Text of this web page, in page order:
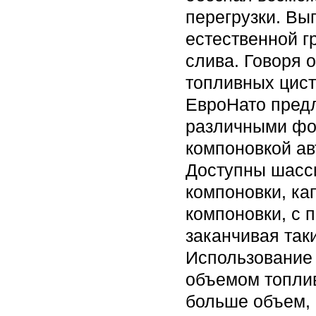
перегрузки.
естественной
слива. Говоря
топливных
ЕвроНато
различными
компоновкой
Доступны
компоновки,
компоновки, с
заканчивая
объемом
больше объем,